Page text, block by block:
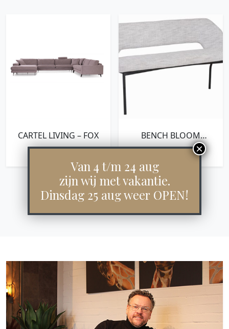
CARTEL LIVING – FOX
€1.683,00
BENCH BLOOM
150,86X150X57 CM,
POLARIS LIGHT GREY
€899,00
Van 4 t/m 24 aug
zijn wij met vakantie.
Dinsdag 25 aug weer OPEN!